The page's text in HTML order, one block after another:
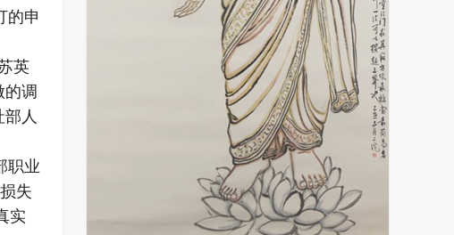
的申
英
调
人
职业
失
实